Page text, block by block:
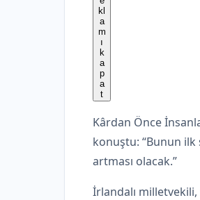
Kârdan Önce
konuştu: “Bunun
artması olacak.”
İrlandalı